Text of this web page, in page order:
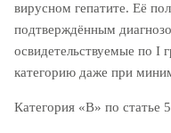
вирусном гепатите. Её
подтверждённым
освидетельствуемые по I
категорию даже при
Категория «В» по статье